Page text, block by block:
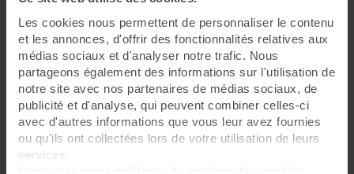
Les cookies nous permettent de personnaliser le contenu
et les annonces, d'offrir des fonctionnalités relatives aux
médias sociaux et d'analyser notre trafic. Nous
partageons également des informations sur l'utilisation de
notre site avec nos partenaires de médias sociaux, de
publicité et d'analyse, qui peuvent combiner celles-ci
avec d'autres informations que vous leur avez fournies
ou qu'ils ont collectées lors de votre utilisation de leurs
services.
6 jours • 18 soins
Offrez-vous une parenthèse de bien-être sur mesure :
choisissez librement parmi une gamme de soins thalasso, spa,
séances collectives et ateliers, et laissez-vous guider vers une
expérience entièrement personnalisée, pensée pour vous et
par vous !